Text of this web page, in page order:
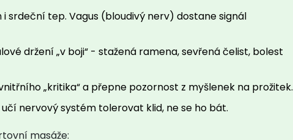
srdeční tep. Vagus (bloudivý nerv) dostane signál
držení „v boji“ - stažená ramena, sevřená čelist, bolest
„kritika“ a přepne pozornost z myšlenek na prožitek.
nervový systém tolerovat klid, ne se ho bát.
masáže: